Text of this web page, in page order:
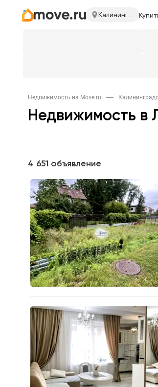
Калининградская область
Недвижимость на Move.ru
Недвижимость в
4 651 объявление